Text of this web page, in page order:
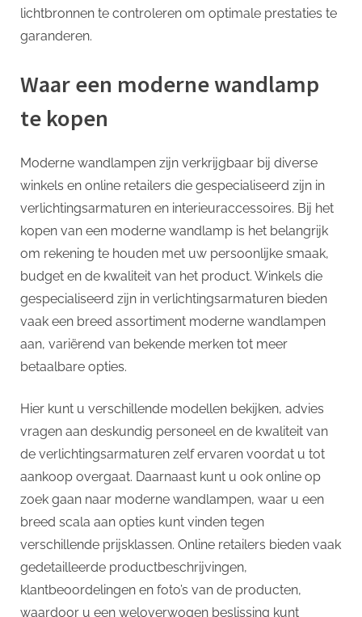
lichtbronnen te controleren om optimale prestaties te
garanderen.
Waar een moderne wandlamp
te kopen
Moderne wandlampen zijn verkrijgbaar bij diverse
winkels en online retailers die gespecialiseerd zijn in
verlichtingsarmaturen en interieuraccessoires. Bij het
kopen van een moderne wandlamp is het belangrijk
om rekening te houden met uw persoonlijke smaak,
budget en de kwaliteit van het product. Winkels die
gespecialiseerd zijn in verlichtingsarmaturen bieden
vaak een breed assortiment moderne wandlampen
aan, variërend van bekende merken tot meer
betaalbare opties.
Hier kunt u verschillende modellen bekijken, advies
vragen aan deskundig personeel en de kwaliteit van
de verlichtingsarmaturen zelf ervaren voordat u tot
aankoop overgaat. Daarnaast kunt u ook online op
zoek gaan naar moderne wandlampen, waar u een
breed scala aan opties kunt vinden tegen
verschillende prijsklassen. Online retailers bieden vaak
gedetailleerde productbeschrijvingen,
klantbeoordelingen en foto’s van de producten,
waardoor u een weloverwogen beslissing kunt